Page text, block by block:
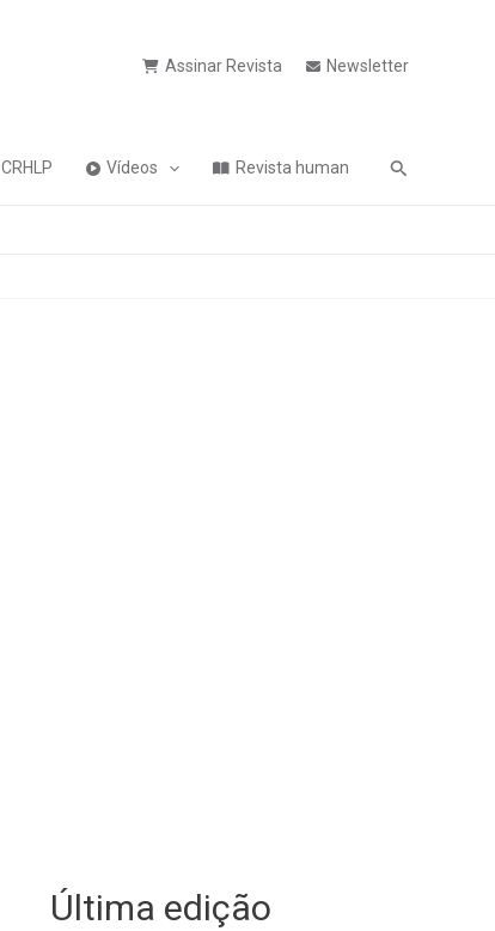
Assinar Revista Newsletter
CRHLP Vídeos Revista human Pesquisa
Última edição